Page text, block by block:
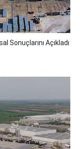
Sonuçlarını Açıkladı